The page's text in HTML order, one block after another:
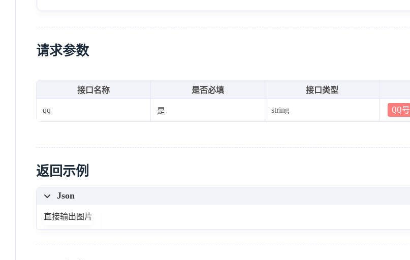
请求参数
接口名称 是否必填 接口类型
qq 是 string QQ号
返回示例
Json
直接输出图片